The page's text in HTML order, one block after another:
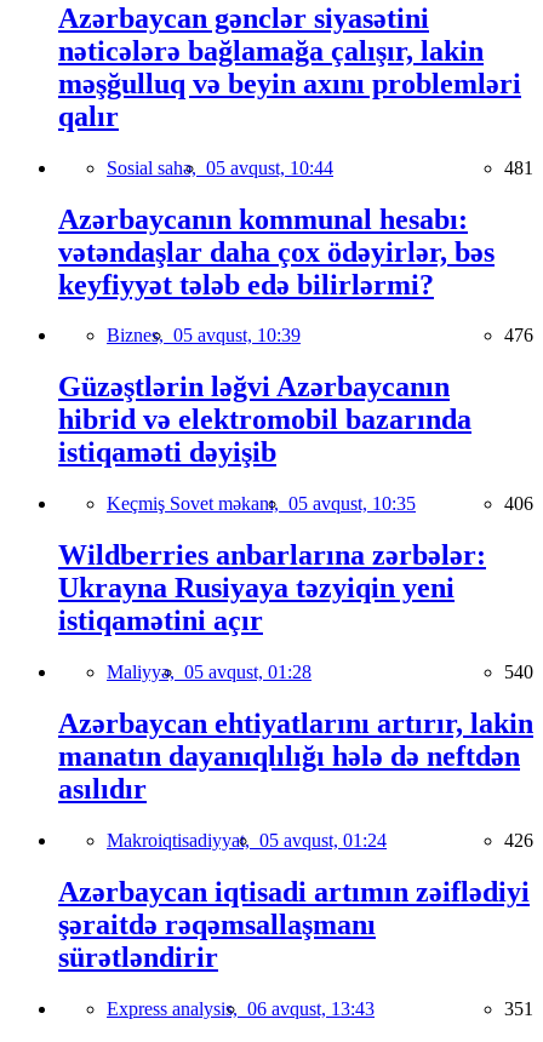
Azərbaycan gənclər siyasətini
nəticələrə bağlamağa çalışır, lakin
məşğulluq və beyin axını problemləri
qalır
Sosial sahə, 05 avqust, 10:44 481
Azərbaycanın kommunal hesabı:
vətəndaşlar daha çox ödəyirlər, bəs
keyfiyyət tələb edə bilirlərmi?
Biznes, 05 avqust, 10:39 476
Güzəştlərin ləğvi Azərbaycanın
hibrid və elektromobil bazarında
istiqaməti dəyişib
Keçmiş Sovet məkanı, 05 avqust, 10:35 406
Wildberries anbarlarına zərbələr:
Ukrayna Rusiyaya təzyiqin yeni
istiqamətini açır
Maliyyə, 05 avqust, 01:28 540
Azərbaycan ehtiyatlarını artırır, lakin
manatın dayanıqlılığı hələ də neftdən
asılıdır
Makroiqtisadiyyat, 05 avqust, 01:24 426
Azərbaycan iqtisadi artımın zəiflədiyi
şəraitdə rəqəmsallaşmanı
sürətləndirir
Express analysis, 06 avqust, 13:43 351